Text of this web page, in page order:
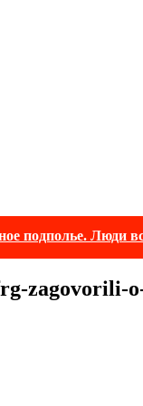
подполье.
zagovorili-